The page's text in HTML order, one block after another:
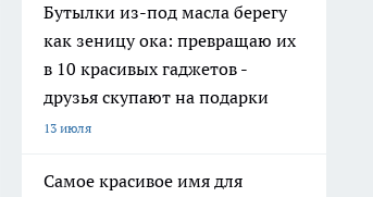
Бутылки из-под масла берегу
как зеницу ока: превращаю их
в 10 красивых гаджетов -
друзья скупают на подарки
13 июля
Самое красивое имя для